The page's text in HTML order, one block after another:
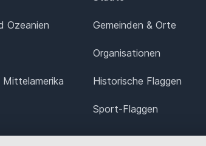
Ozeanien
Mittelamerika
Gemeinden & Orte
Organisationen
Historische Flaggen
Sport-Flaggen